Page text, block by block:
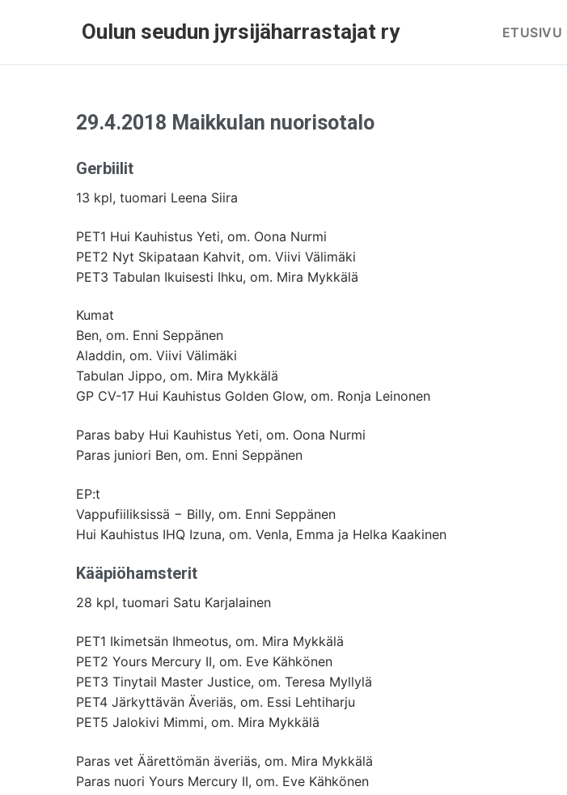
Oulun seudun jyrsijäharrastajat ry ETUSIVU
29.4.2018 Maikkulan nuorisotalo
Gerbiilit
13 kpl, tuomari Leena Siira
PET1 Hui Kauhistus Yeti, om. Oona Nurmi
PET2 Nyt Skipataan Kahvit, om. Viivi Välimäki
PET3 Tabulan Ikuisesti Ihku, om. Mira Mykkälä
Kumat
Ben, om. Enni Seppänen
Aladdin, om. Viivi Välimäki
Tabulan Jippo, om. Mira Mykkälä
GP CV-17 Hui Kauhistus Golden Glow, om. Ronja Leinonen
Paras baby Hui Kauhistus Yeti, om. Oona Nurmi
Paras juniori Ben, om. Enni Seppänen
EP:t
Vappufiiliksissä − Billy, om. Enni Seppänen
Hui Kauhistus IHQ Izuna, om. Venla, Emma ja Helka Kaakinen
Kääpiöhamsterit
28 kpl, tuomari Satu Karjalainen
PET1 Ikimetsän Ihmeotus, om. Mira Mykkälä
PET2 Yours Mercury II, om. Eve Kähkönen
PET3 Tinytail Master Justice, om. Teresa Myllylä
PET4 Järkyttävän Äveriäs, om. Essi Lehtiharju
PET5 Jalokivi Mimmi, om. Mira Mykkälä
Paras vet Äärettömän äveriäs, om. Mira Mykkälä
Paras nuori Yours Mercury II, om. Eve Kähkönen